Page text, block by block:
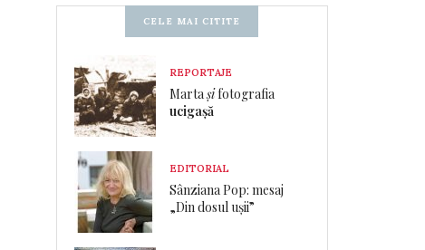
CELE MAI CITITE
REPORTAJE
Martașifotografia
ucigașă
EDITORIAL
Sânziana Pop: mesaj
„Din dosul ușii”